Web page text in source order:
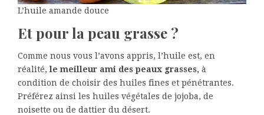
L’huile amande douce
Et pour la peau grasse ?
Comme nous vous l’avons appris, l’huile est, en
réalité, le meilleur ami des peaux grasses, à
condition de choisir des huiles fines et pénétrantes.
Préférez ainsi les huiles végétales de jojoba, de
noisette ou de dattier du désert.